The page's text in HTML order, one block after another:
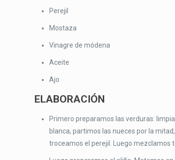
Perejil
Mostaza
Vinagre de módena
Aceite
Ajo
ELABORACIÓN
Primero preparamos las verduras:
blanca, partimos las nueces por la
troceamos el perejil. Luego mezclamos